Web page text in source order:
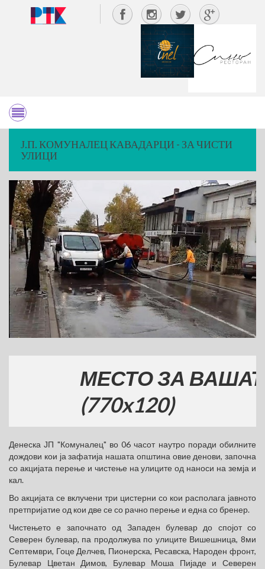
Ј.П. КОМУНАЛЕЦ КАВАДАРЦИ - ЗА ЧИСТИ
УЛИЦИ
МЕСТО ЗА ВАШАТА
(770x120)
Денеска ЈП "Комуналец" во 06 часот наутро поради обилните
дождови кои ја зафатија нашата општина овие денови, започна
со акцијата перење и чистење на улиците од наноси на земја и
кал.
Во акцијата се вклучени три цистерни со кои располага јавното
претпријатие од кои две се со рачно перење и една со бренер.
Чистењето е започнато од Западен булевар до спојот со
Северен булевар, па продолжува по улиците Вишешница, 8ми
Септември, Гоце Делчев, Пионерска, Ресавска, Народен фронт,
Булевар Цветан Димов, Булевар Моша Пијаде и Северен